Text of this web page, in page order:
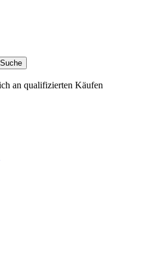
an qualifizierten Käufen